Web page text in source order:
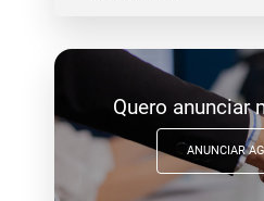
Quero anunciar
ANUNCIAR